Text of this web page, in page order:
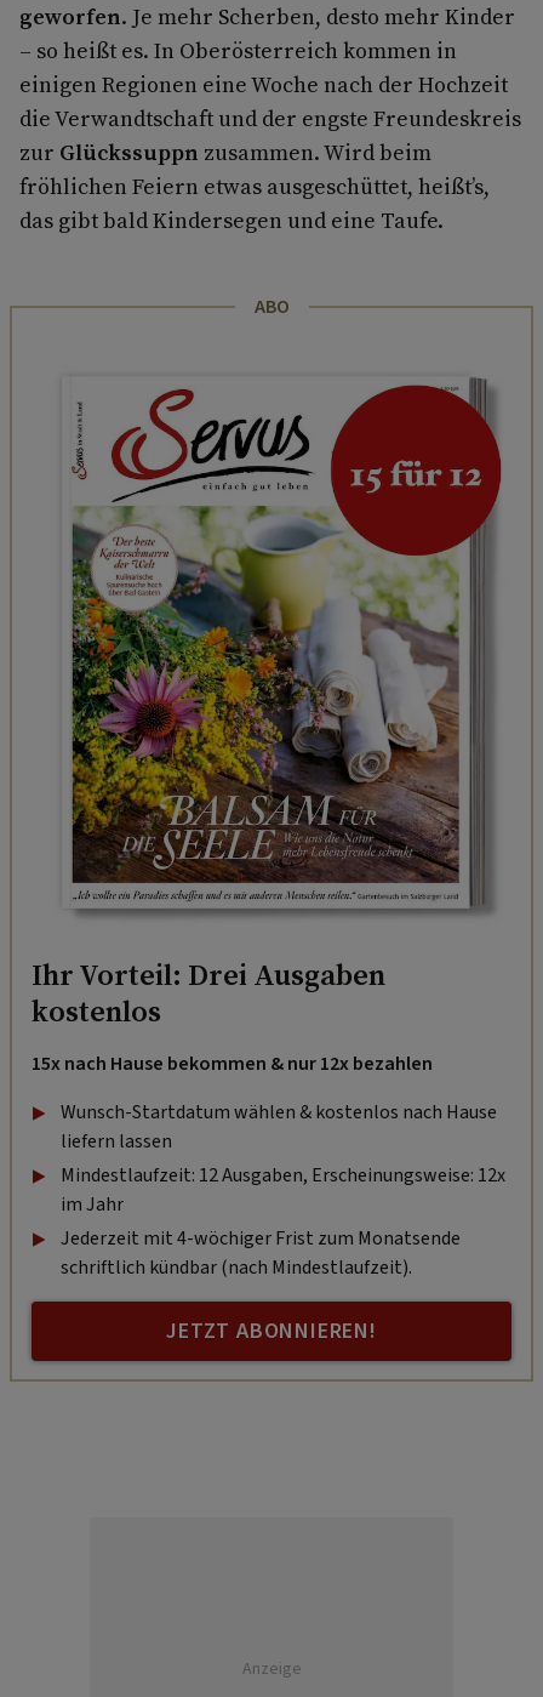
geworfen. Je mehr Scherben, desto mehr Kinder
– so heißt es. In Oberösterreich kommen in
einigen Regionen eine Woche nach der Hochzeit
die Verwandtschaft und der engste Freundeskreis
zur Glückssuppn zusammen. Wird beim
fröhlichen Feiern etwas ausgeschüttet, heißt’s,
das gibt bald Kindersegen und eine Taufe.
ABO
Ihr Vorteil: Drei Ausgaben
kostenlos
15x nach Hause bekommen & nur 12x bezahlen
Wunsch-Startdatum wählen & kostenlos nach Hause
liefern lassen
Mindestlaufzeit: 12 Ausgaben, Erscheinungsweise: 12x
im Jahr
Jederzeit mit 4-wöchiger Frist zum Monatsende
schriftlich kündbar (nach Mindestlaufzeit).
JETZT ABONNIEREN!
Anzeige